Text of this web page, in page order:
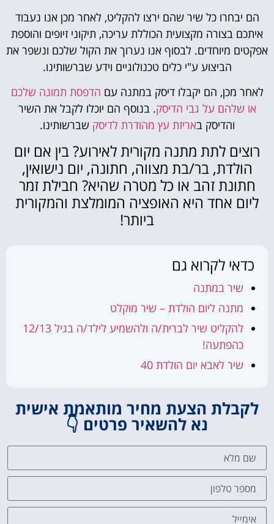
הם יבחרו כל שיר שהם ירצו להקליט, לאחר מכן אנו נעבוד
איתכם בצורה מקצועית הכוללת עריכה, תיקוני זיופים והוספת
אפקטים מיוחדים. לבסוף אנו נערוך את הקול שלכם ונשפר את
הביצוע ע"י כלים טכנולוגיים וידע שברשותינו.
לאחר מכן, הם יקבלו דיסק במתנה עם הדפסת תמונה שלכם
או שלהם על גבי הדיסק. בנוסף הם יוכלו לקבל את השיר
והדיסק באריזת עץ מהודרת לדיסק שברשותינו.
רוצים לתת מתנה מקורית לאירוע? בין אם יום
הולדת, בר/בת מצווה, חתונה, יום נישואין,
חתונת זהב או כל מטרה שהיא? חבילת זמר
ליום אחד היא האופציה המומלצת והמקורית
ביותר!
כדאי לקרוא גם
שיר במתנה
מתנה ליום הולדת – שיר מוקלט
להקליט שיר לברית/ה ולהשמיע לילד/ה בגיל 12/13
כהפתעה!
שיר לאבא יום הולדת 40
לקבלת הצעת מחיר מותאמת אישית
נא להשאיר פרטים 👇